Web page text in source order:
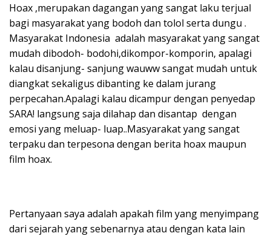
Hoax ,merupakan dagangan yang sangat laku terjual
bagi masyarakat yang bodoh dan tolol serta dungu .
Masyarakat Indonesia adalah masyarakat yang sangat
mudah dibodoh- bodohi,dikompor-komporin, apalagi
kalau disanjung- sanjung wauww sangat mudah untuk
diangkat sekaligus dibanting ke dalam jurang
perpecahan.Apalagi kalau dicampur dengan penyedap
SARA! langsung saja dilahap dan disantap dengan
emosi yang meluap- luap..Masyarakat yang sangat
terpaku dan terpesona dengan berita hoax maupun
film hoax.
Pertanyaan saya adalah apakah film yang menyimpang
dari sejarah yang sebenarnya atau dengan kata lain